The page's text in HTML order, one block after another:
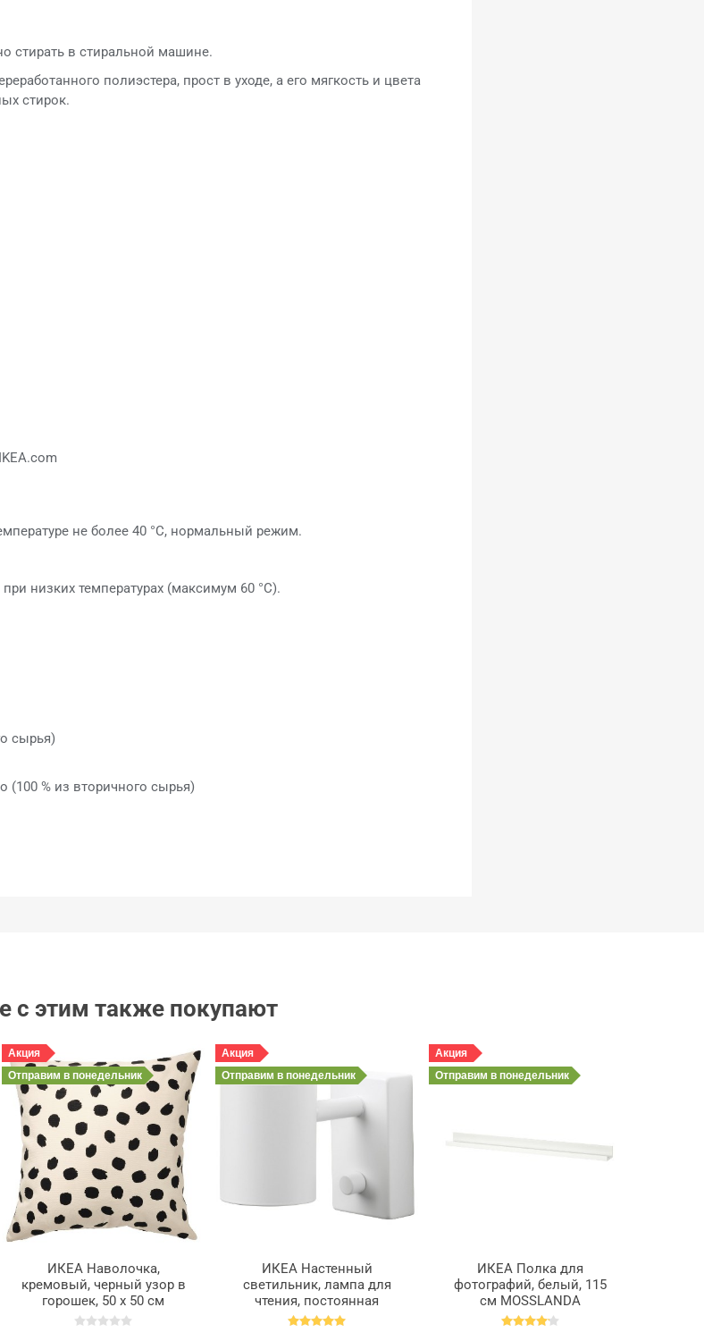
стирать в стиральной машине.
полиэстера, прост в уходе, а его мягкость и цвета
стирок.
не более 40 °C, нормальный режим.
низких температурах (максимум 60 °C).
сырья)
(100 % из вторичного сырья)
с этим также покупают
Акция
Отправимв понедельник
ИКЕА Наволочка,
кремовый, черный узор в
горошек, 50 х 50 см
ODDNY, 405.238.27
Акция
Отправимв понедельник
ИКЕА Настенный
светильник, лампа для
чтения, постоянная
инсталляция, белый
Акция
Отправимв понедельник
ИКЕА Полка для
фотографий, белый, 115
см MOSSLANDA
МОССЛЭНДА, 902.921.03